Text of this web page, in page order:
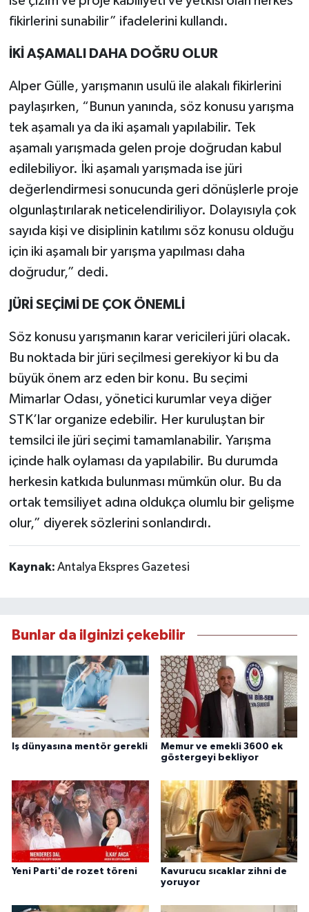
fikirlerini sunabilir” ifadelerini kullandı.
İKİ AŞAMALI DAHA DOĞRU OLUR
Alper Gülle, yarışmanın usulü ile alakalı fikirlerini
paylaşırken, “Bunun yanında, söz konusu yarışma
tek aşamalı ya da iki aşamalı yapılabilir. Tek
aşamalı yarışmada gelen proje doğrudan kabul
edilebiliyor. İki aşamalı yarışmada ise jüri
değerlendirmesi sonucunda geri dönüşlerle proje
olgunlaştırılarak neticelendiriliyor. Dolayısıyla çok
sayıda kişi ve disiplinin katılımı söz konusu olduğu
için iki aşamalı bir yarışma yapılması daha
doğrudur,” dedi.
JÜRİ SEÇİMİ DE ÇOK ÖNEMLİ
Söz konusu yarışmanın karar vericileri jüri olacak.
Bu noktada bir jüri seçilmesi gerekiyor ki bu da
büyük önem arz eden bir konu. Bu seçimi
Mimarlar Odası, yönetici kurumlar veya diğer
STK’lar organize edebilir. Her kuruluştan bir
temsilci ile jüri seçimi tamamlanabilir. Yarışma
içinde halk oylaması da yapılabilir. Bu durumda
herkesin katkıda bulunması mümkün olur. Bu da
ortak temsiliyet adına oldukça olumlu bir gelişme
olur,” diyerek sözlerini sonlandırdı.
Kaynak: Antalya Ekspres Gazetesi
Bunlar da ilginizi çekebilir
Iş dünyasına mentör gerekli
Memur ve emekli 3600 ek
göstergeyi bekliyor
Yeni Parti'de rozet töreni
Kavurucu sıcaklar zihni de
yoruyor